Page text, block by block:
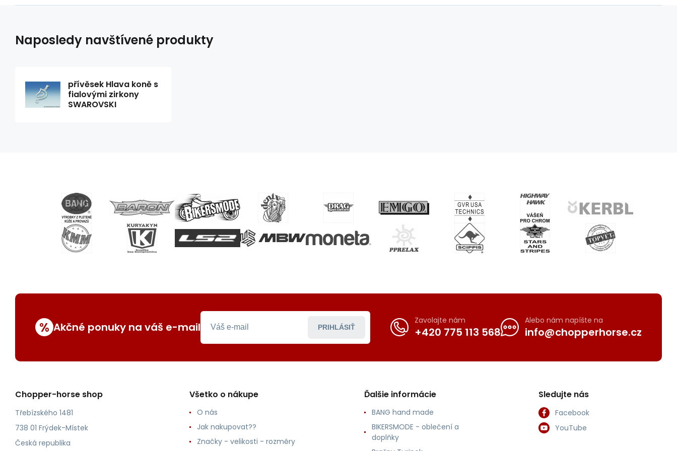
Naposledy navštívené produkty
přívěsek Hlava koně s
fialovými zirkony
SWAROVSKI
% Akčné ponuky na váš e-mail PRIHLÁSIŤ
Zavolajte nám
+420 775 113 568
Alebo nám napíšte na
info@chopperhorse.cz
Chopper-horse shop
Třebízského 1481
738 01 Frýdek-Místek
Česká republika
Všetko o nákupe
O nás
Jak nakupovat??
Značky - velikosti - rozměry
Ďalšie informácie
BANG hand made
BIKERSMODE - oblečení a
doplňky
Sledujte nás
Facebook
YouTube